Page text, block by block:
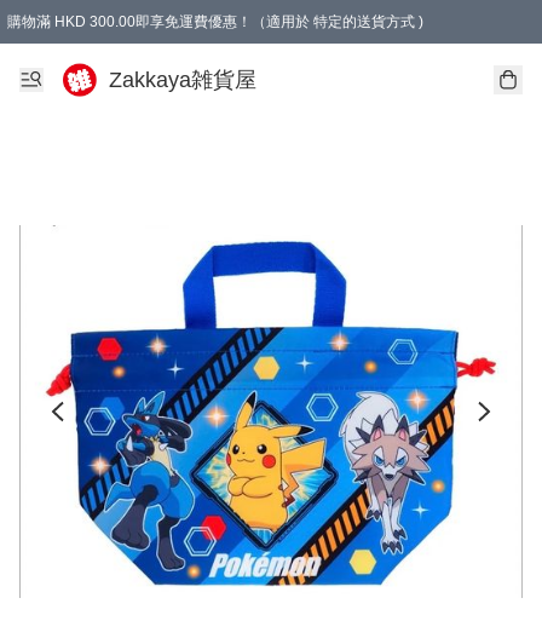
購物滿 HKD 300.00即享免運費優惠！（適用於 特定的送貨方式 )
Zakkaya雑貨屋